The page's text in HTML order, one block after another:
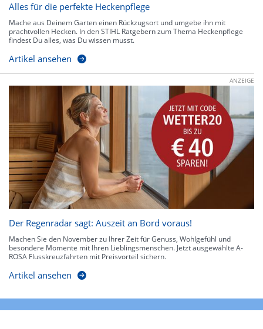
Alles für die perfekte Heckenpflege
Mache aus Deinem Garten einen Rückzugsort und umgebe ihn mit
prachtvollen Hecken. In den STIHL Ratgebern zum Thema Heckenpflege
findest Du alles, was Du wissen musst.
Artikel ansehen
ANZEIGE
Der Regenradar sagt: Auszeit an Bord voraus!
Machen Sie den November zu Ihrer Zeit für Genuss, Wohlgefühl und
besondere Momente mit Ihren Lieblingsmenschen. Jetzt ausgewählte A-
ROSA Flusskreuzfahrten mit Preisvorteil sichern.
Artikel ansehen